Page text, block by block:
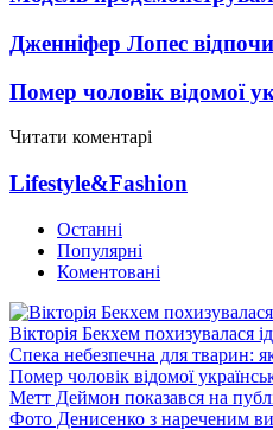
Дженніфер Лопес
Помер чоловік відомої
Читати коментарі
Lifestyle&Fashion
Останні
Популярні
Коментовані
Вікторія Бекхем похизувалася
Спека небезпечна для тварин:
Помер чоловік відомої
Метт Деймон показався на
Фото Денисенко з нареченим